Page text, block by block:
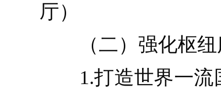
厅）
（二）强化枢纽
1.打造世界一流